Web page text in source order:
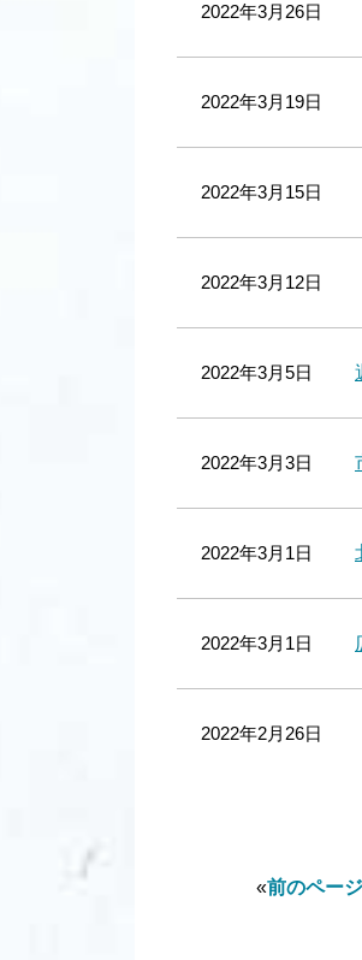
2022年3月26日
2022年3月19日
2022年3月15日
2022年3月12日
2022年3月5日
2022年3月3日
2022年3月1日
2022年3月1日
2022年2月26日
«前のページ